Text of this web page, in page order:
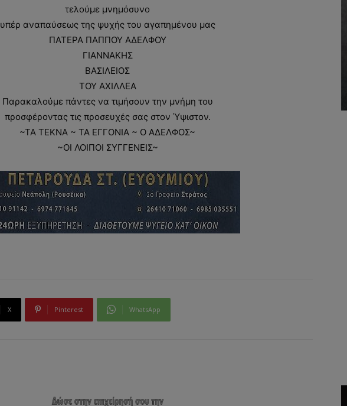
τελούμε μνημόσυνο
υπέρ αναπαύσεως της ψυχής του αγαπημένου μας
ΠΑΤΕΡΑ ΠΑΠΠΟΥ ΑΔΕΛΦΟΥ
ΓΙΑΝΝΑΚΗΣ
ΒΑΣΙΛΕΙΟΣ
ΤΟΥ ΑΧΙΛΛΕΑ
Παρακαλούμε πάντες να τιμήσουν την μνήμη του
προσφέροντας τις προσευχές σας στον Ύψιστον.
~ΤΑ ΤΕΚΝΑ ~ ΤΑ ΕΓΓΟΝΙΑ ~ Ο ΑΔΕΛΦΟΣ~
~ΟΙ ΛΟΙΠΟΙ ΣΥΓΓΕΝΕΙΣ~
X Pinterest WhatsApp